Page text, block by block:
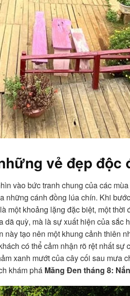
vẻ đẹp độc
vào bức tranh chung của các
cánh đồng lúa chín. Khi
một khoảng lặng đặc biệt, một
quỳ, mà là sự xuất hiện của sắc
tạo nên một khung cảnh thiên
có thể cảm nhận rõ rệt nhất
xanh mướt của cây cối sau mưa
khám phá Măng Đen tháng 8: